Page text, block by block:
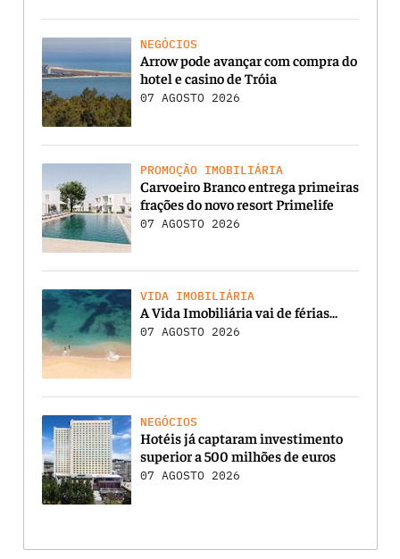
NEGÓCIOS
Arrow pode avançar com compra do
hotel e casino de Tróia
07 AGOSTO 2026
PROMOÇÃO IMOBILIÁRIA
Carvoeiro Branco entrega primeiras
frações do novo resort Primelife
07 AGOSTO 2026
VIDA IMOBILIÁRIA
A Vida Imobiliária vai de férias…
07 AGOSTO 2026
NEGÓCIOS
Hotéis já captaram investimento
superior a 500 milhões de euros
07 AGOSTO 2026